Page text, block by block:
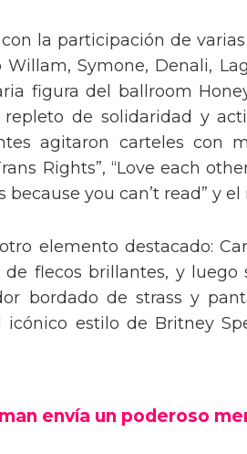
la participación de
Symone, Denali,
figura del ballroom
de solidaridad y
agitaron carteles con
Rights”, “Love each
you can’t read” y el
elemento destacado:
flecos brillantes, y luego
bordado de strass y
icónico estilo de Britney
envía un poderoso